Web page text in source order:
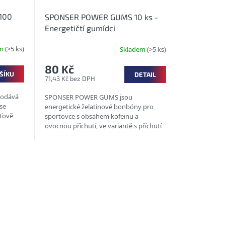
(>5 ks)
SPONSER POWER GUMS 10 ks -
Energetičtí gumídci
Skladem(>5 ks)
71,43 Kč bez DPH
80 Kč DETAIL
SPONSER POWER GUMS jsou
energetické želatinové bonbóny pro
sportovce s obsahem kofeinu a
ovocnou příchutí, ve variantě s příchutí